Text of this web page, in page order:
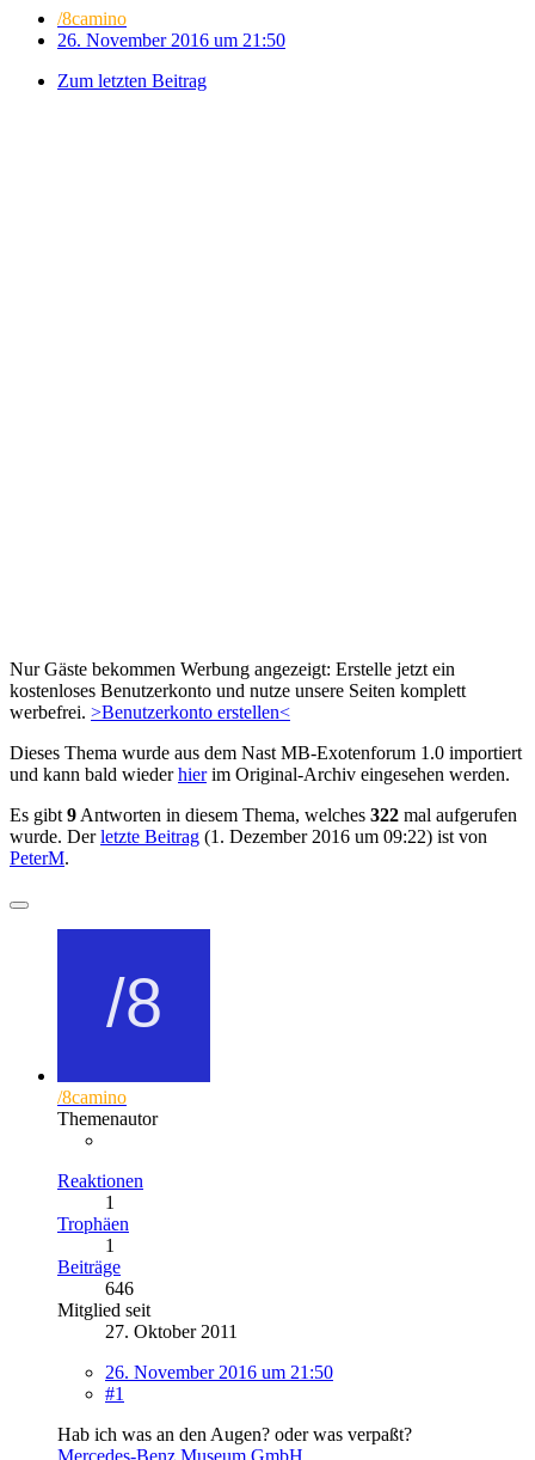
/8camino
26. November 2016 um 21:50
Zum letzten Beitrag
Nur Gäste bekommen Werbung angezeigt: Erstelle jetzt ein
kostenloses Benutzerkonto und nutze unsere Seiten komplett
werbefrei. >Benutzerkonto erstellen<
Dieses Thema wurde aus dem Nast MB-Exotenforum 1.0 importiert
und kann bald wiederhierim Original-Archiv eingesehen werden.
Es gibt 9 Antworten in diesem Thema, welches 322 mal aufgerufen
wurde. Derletzte Beitrag (1. Dezember 2016 um 09:22) ist von
PeterM.
/8camino
Themenautor
Reaktionen
1
Trophäen
1
Beiträge
646
Mitglied seit
27. Oktober 2011
26. November 2016 um 21:50
#1
Hab ich was an den Augen? oder was verpaßt?
Mercedes-Benz Museum GmbH